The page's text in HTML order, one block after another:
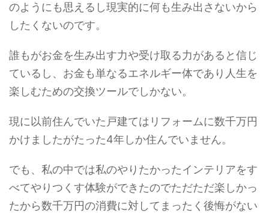
のようにも思えるし現実的に何も生み出さないから
したくないのです。
誰もがお金を生み出す力や受け取る力があると信じ
ているし、お金も単なるエネルギー体であり人生を
楽しむための交換ツールでしかない。
現に以前住んでいた戸建てはリフォームに数千万円
かけましたがたった4年しか住んでいません。
でも、私の中では私のやりたかったインテリアをす
べてやりつくす体験ができたのでただただ楽しかっ
たから数千万円の消費に対してまったく後悔がない